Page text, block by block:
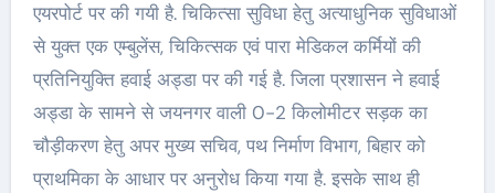
एयरपोर्ट पर की गयी है. चिकित्सा सुविधा हेतु अत्याधुनिक सुविधाओं
से युक्त एक एम्बुलेंस, चिकित्सक एवं पारा मेडिकल कर्मियों की
प्रतिनियुक्ति हवाई अड्डा पर की गई है. जिला प्रशासन ने हवाई
अड्डा के सामने से जयनगर वाली 0-2 किलोमीटर सड़क का
चौड़ीकरण हेतु अपर मुख्य सचिव, पथ निर्माण विभाग, बिहार को
प्राथमिका के आधार पर अनुरोध किया गया है. इसके साथ ही